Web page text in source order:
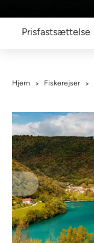
Prisfastsættelse
Hjem > Fiskerejser >